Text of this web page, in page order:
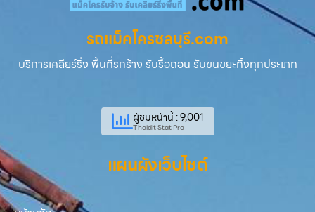
รถแม็คโครชลบุรี.com
บริการเคลียร์ริ่ง พื้นที่รกร้าง รับรื้อถอน รับขนขยะทิ้งทุกประเภท
ผู้ชมหน้านี้ : 9,001
Thaidit Stat Pro
แผนผังเว็บไซต์